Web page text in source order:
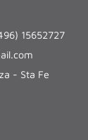
15652727
- Sta Fe